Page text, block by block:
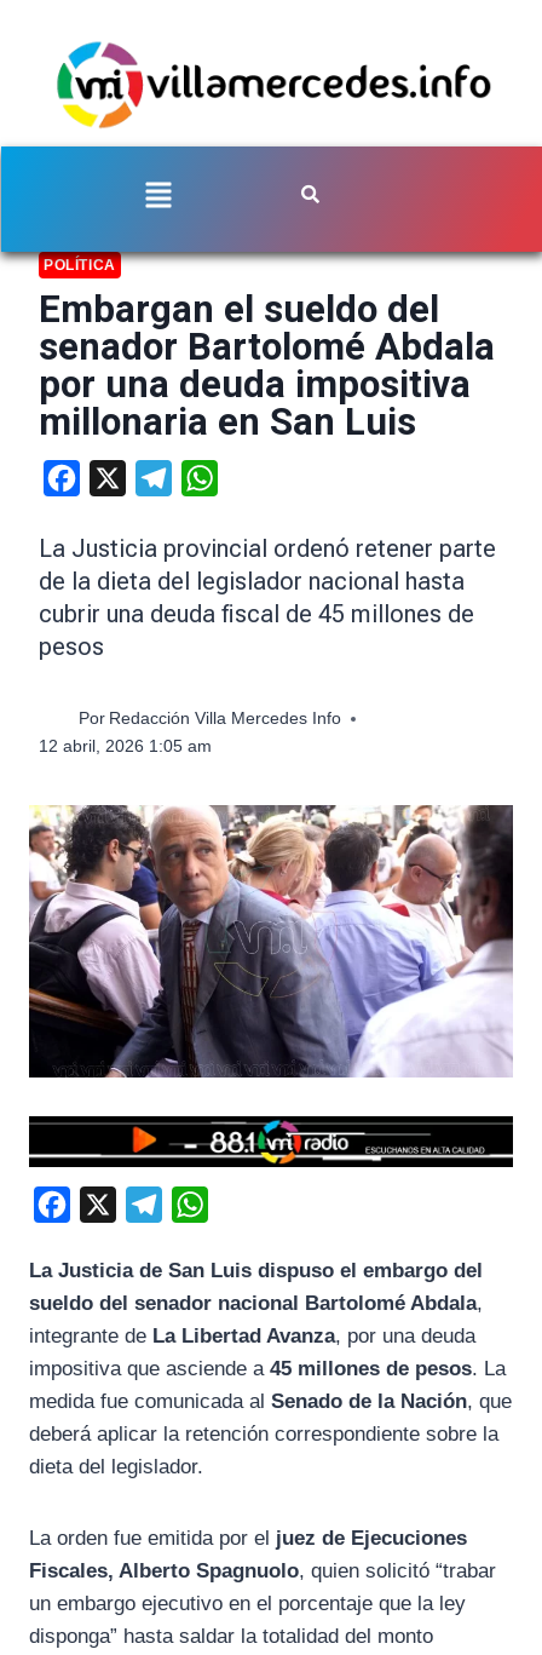
POLÍTICA
Embargan el sueldo del
senador Bartolomé Abdala
por una deuda impositiva
millonaria en San Luis
Facebook Telegram
La Justicia provincial ordenó retener parte
de la dieta del legislador nacional hasta
cubrir una deuda fiscal de 45 millones de
pesos
Por Redacción Villa Mercedes Info
12 abril, 2026 1:05 am
c
e
b
e
g
a
m
a
s
La Justicia de San Luis dispuso el embargo del
sueldo del senador nacional Bartolomé Abdala,
integrante de La Libertad Avanza, por una deuda
impositiva que asciende a 45 millones de pesos. La
medida fue comunicada al Senado de la Nación, que
deberá aplicar la retención correspondiente sobre la
dieta del legislador.
La orden fue emitida por el juez de Ejecuciones
Fiscales, Alberto Spagnuolo, quien solicitó “trabar
un embargo ejecutivo en el porcentaje que la ley
disponga” hasta saldar la totalidad del monto